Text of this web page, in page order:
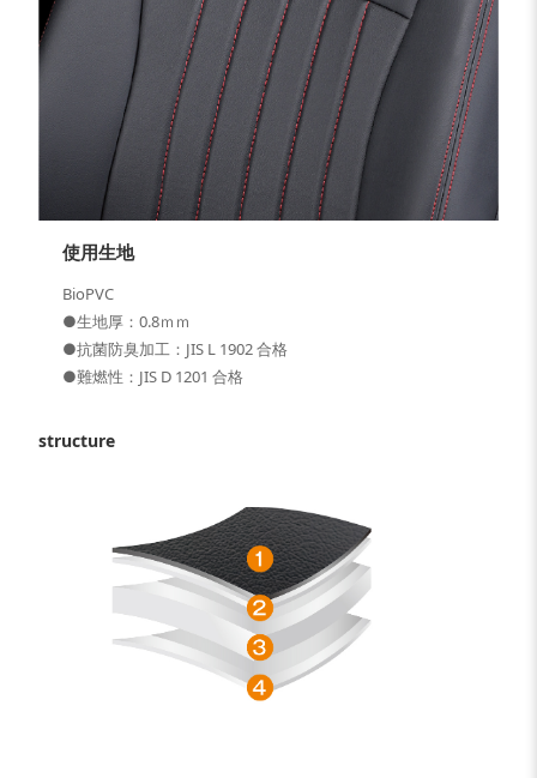
使用生地
BioPVC
●生地厚：0.8ｍｍ
●抗菌防臭加工：JIS L 1902 合格
●難燃性：JIS D 1201 合格
structure